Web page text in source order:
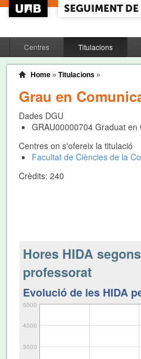
Centres Titulacions
Home » Titulacions »
Grau en
Dades DGU
GRAU00000704Graduat en
Centres on s'ofereix la titulació
Facultat de Ciències de la
Crèdits: 240
Hores HIDA
professorat
Evolució de les HIDA
3000
4000
5000